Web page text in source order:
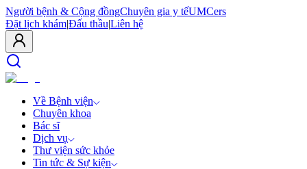
Người bệnh & Cộng đồngChuyên gia y tếUMCers
Đặt lịch khám|Đấu thầu|Liên hệ
Về Bệnh viện
Chuyên khoa
Bác sĩ
Dịch vụ
Thư viện sức khỏe
Tin tức & Sự kiện